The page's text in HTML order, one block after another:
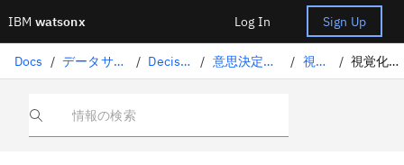
IBM watsonx Log In Sign Up
Docs / データサイエンスソリューション / Decision Optimization / 意思決定最適化のエクスペリメント / 視覚化ビュー / 視覚化ウィジェットの構文
情報の検索